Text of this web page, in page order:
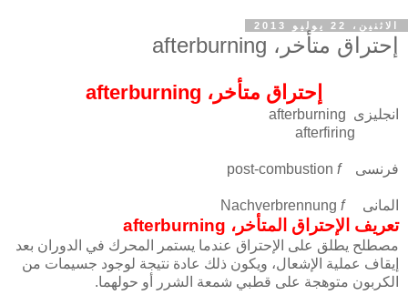
الاثنين، 22 يوليو 2013
إحتراق متأخر، afterburning
إحتراق متأخر، afterburning
انجليزى afterburning
فرنسى post-combustionf
المانى Nachverbrennungf
تعريف الإحتراق المتأخر، afterburning
مصطلح يطلق على الإحتراق عندما يستمر المحرك في الدوران بعد
إيقاف عملية الإشعال، ويكون ذلك عادة نتيجة لوجود جسيمات من
الكربون متوهجة على قطبي شمعة الشرر أو حولهما.